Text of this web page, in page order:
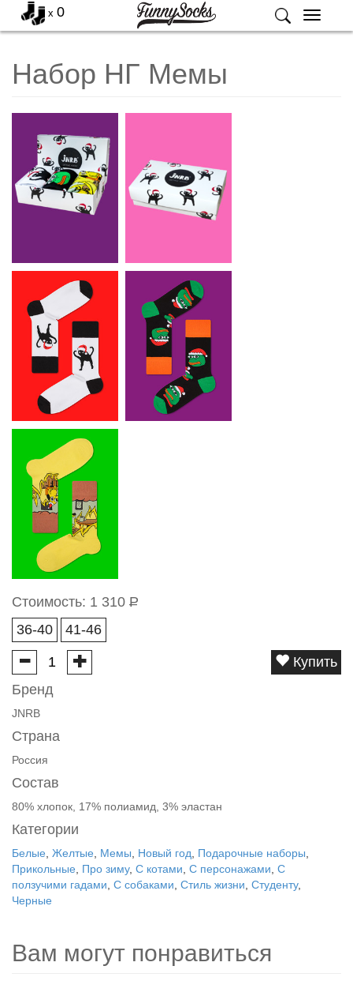
Меню
x 0
Набор НГ Мемы
Стоимость: 1 310 Р
36-40
41-46
Купить
Бренд
JNRB
Страна
Россия
Состав
80% хлопок, 17% полиамид, 3% эластан
Категории
Белые Желтые Мемы Новый год Подарочные наборы
Прикольные
Про зиму, С котами С персонажами С
ползучими гадами С собаками Стиль жизни Студенту,
Черные
Вам могут понравиться